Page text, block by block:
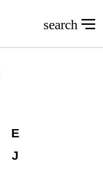
search
Beratungs- und
E
J